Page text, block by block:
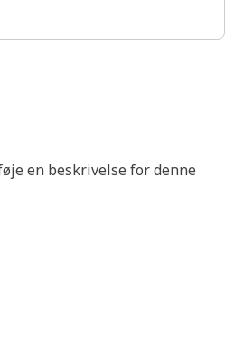
en beskrivelse for denne